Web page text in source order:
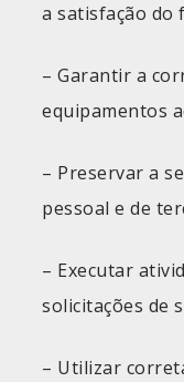
a satisfação do
– Garantir a
equipamentos
– Preservar a
pessoal e de
– Executar
solicitações de
– Utilizar